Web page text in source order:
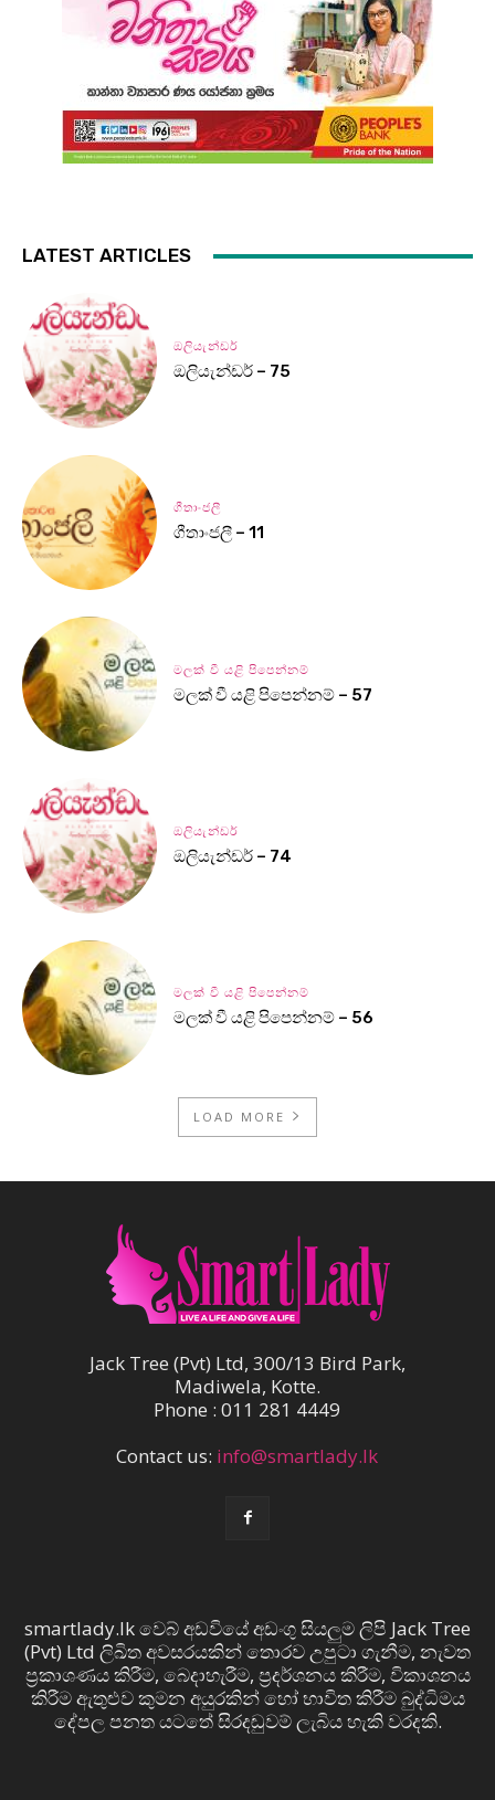
LATEST ARTICLES
ඔලියැන්ඩර්
ඔලියැන්ඩර් – 75
ගීතාංජලී
ගීතාංජලී – 11
මලක් වී යළි පිපෙන්නම්
මලක් වී යළි පිපෙන්නම් – 57
ඔලියැන්ඩර්
ඔලියැන්ඩර් – 74
මලක් වී යළි පිපෙන්නම්
මලක් වී යළි පිපෙන්නම් – 56
LOAD MORE
Jack Tree (Pvt) Ltd, 300/13 Bird Park,
Madiwela, Kotte.
Phone : 011 281 4449
Contact us: info@smartlady.lk
smartlady.lk වෙබ් අඩවියේ අඩංගු සියලුම ලිපි Jack Tree
(Pvt) Ltd ලිඛිත අවසරයකින් තොරව උපුටා ගැනීම, නැවත
ප්‍රකාශණය කිරීම, බෙදාහැරීම, ප්‍රදර්ශනය කිරීම, විකාශනය
කිරීම ඇතුළුව කුමන අයුරකින් හෝ භාවිත කිරීම බුද්ධිමය
දේපල පනත යටතේ සිරදඬුවම් ලැබිය හැකි වරදකි.